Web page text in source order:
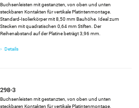
Buchsenleisten mit gestanzten, von oben und unten
steckbaren Kontakten für vertikale Platintenmontage.
Standard-Isolierkörper mit 8,50 mm Bauhöhe. Ideal zum
Stecken mit quadratischen 0,64 mm Stiften. Der
Reihenabstand auf der Platine beträgt 3,96 mm.
Details
298-3
Buchsenleisten mit gestanzten, von oben und unten
steckbaren Kontakten für vertikale Platintenmontage.